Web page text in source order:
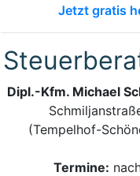
Jetzt gratis
Dipl.-Kfm. Michael
(Tempelhof-
Termine: